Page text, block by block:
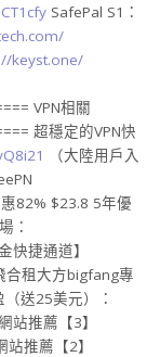
SafePal S1：
keyst.one/
VPN相關
超穩定的VPN快
（大陸用戶入
82% $23.8 5年優
：
快捷通道】
合租大方bigfang專
送25美元）：
站推薦【3】
推薦【2】